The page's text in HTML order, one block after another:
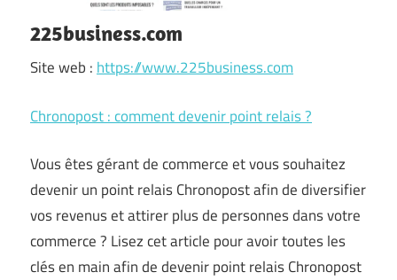
225business.com
Site web :https://www.225business.com
Chronopost : comment devenir point relais ?
Vous êtes gérant de commerce et vous souhaitez
devenir un point relais Chronopost afin de diversifier
vos revenus et attirer plus de personnes dans votre
commerce ? Lisez cet article pour avoir toutes les
clés en main afin de devenir point relais Chronopost